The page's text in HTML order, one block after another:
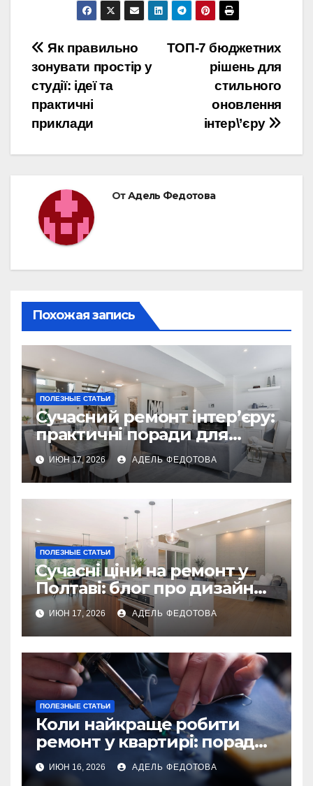
Навигация
по
записям
ТОП-7 бюджетних
рішень для
стильного
оновлення
інтер\’єру
Як правильно
зонувати простір у
студії: ідеї та
практичні
приклади
ОтАдель Федотова
Похожая запись
ПОЛЕЗНЫЕ СТАТЬИ
Сучасний ремонт інтер’єру:
практичні поради для
українських власників
ИЮН 17, 2026 АДЕЛЬ ФЕДОТОВА
ПОЛЕЗНЫЕ СТАТЬИ
Сучасні ціни на ремонт у
Полтаві: блог про дизайн
інтер\’єру
ИЮН 17, 2026 АДЕЛЬ ФЕДОТОВА
ПОЛЕЗНЫЕ СТАТЬИ
Коли найкраще робити
ремонт у квартирі: поради
та особливості 2026
ИЮН 16, 2026 АДЕЛЬ ФЕДОТОВА